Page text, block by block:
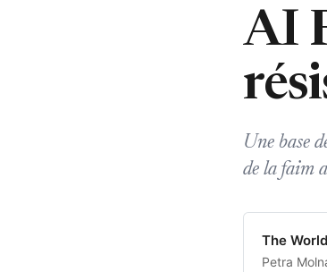
AI
Une base
de la faim
The
Petra